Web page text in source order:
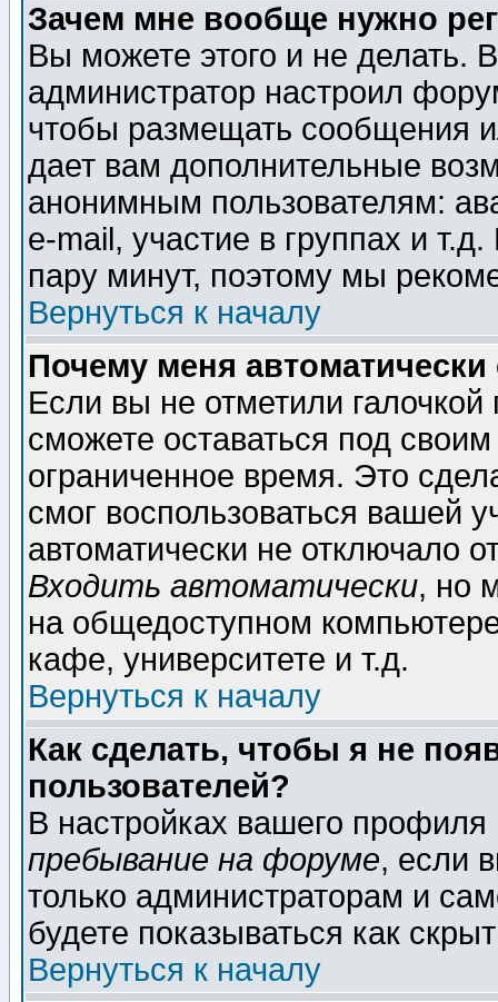
Зачем мне вообще нужно
Вы можете этого и не делать.
администратор настроил
чтобы размещать сообщения
дает вам дополнительные
анонимным пользователям:
e-mail, участие в группах и
пару минут, поэтому мы
Вернуться к началу
Почему меня автоматически
Если вы не отметили галочкой
сможете оставаться под
ограниченное время. Это
смог воспользоваться вашей
автоматически не отключало
Входить автоматически, но
на общедоступном
кафе, университете и т.д.
Вернуться к началу
Как сделать, чтобы я не
пользователей?
В настройках вашего
пребывание на форуме, если
только администраторам и
будете показываться как
Вернуться к началу